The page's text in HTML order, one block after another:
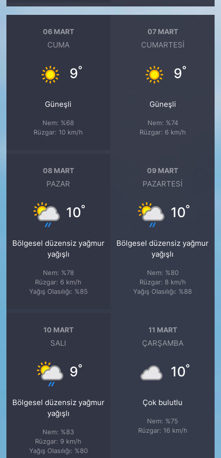
06 MART
CUMA
9°
Güneşli
Nem: %68
Rüzgar: 10 km/h
07 MART
CUMARTESI
9°
Güneşli
Nem: %74
Rüzgar: 6 km/h
08 MART
PAZAR
10°
Bölgesel düzensiz yağmur
yağışlı
Nem: %78
Rüzgar: 6 km/h
Yağış Olasılığı: %85
09 MART
PAZARTESI
10°
Bölgesel düzensiz yağmur
yağışlı
Nem: %80
Rüzgar: 8 km/h
Yağış Olasılığı: %88
10 MART
SALI
9°
Bölgesel düzensiz yağmur
yağışlı
Nem: %83
Rüzgar: 9 km/h
Yağış Olasılığı: %80
11 MART
ÇARŞAMBA
10°
Çok bulutlu
Nem: %75
Rüzgar: 16 km/h